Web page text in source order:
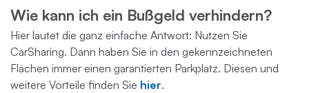
Wie kann ich ein Bußgeld verhindern?
Hier lautet die ganz einfache Antwort: Nutzen Sie
CarSharing. Dann haben Sie in den gekennzeichneten
Flächen immer einen garantierten Parkplatz. Diesen und
weitere Vorteile finden Sie hier.